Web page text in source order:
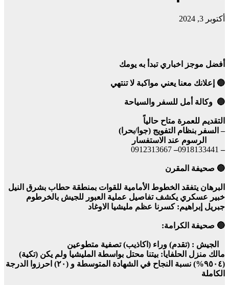
أكتوبر 3, 2024
أفضل موجز اخباري تبدأ به يومك
🔵 إعلانك معنا يعني مواكبة لا تنتهي
🔵 وكالة أمل للسفر والسياحة
التقديم للعمرة متاح حالياً
– السفر بنظام التفويج (جوا/بحرا)
الرسوم عند الاستفسار
–
0918133441
–
0912313667
🔵 صحيفة المقرن
البرهان يتفقد الخطوط الأمامية للقوات بمنطقة حطاب بشرق النيل
خبير عسكري يكشف تفاصيل عملية العبور للجيش بالخرطوم
جبريل إبراهيم: كسرنا عظم مليشيا الاوغاد
🔵 صحيفة الكرامة:
الجيش : (تقدم) وراء (اكاذيب) تصفية متطوعين
مالك منزل الحلفايا: بيتنا محتل بواسطة المليشيا ولم يكن (تكية)
(٩٥٠٤%) نسبة النجاح في الشهادة المتوسطة و (٢٠) احرزوا الدرجة
الكاملة